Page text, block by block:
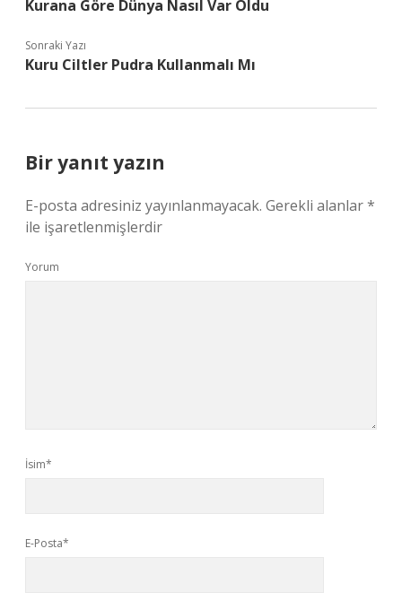
Kurana Göre Dünya Nasıl Var Oldu
Sonraki Yazı
Kuru Ciltler Pudra Kullanmalı Mı
Bir yanıt yazın
E-posta adresiniz yayınlanmayacak. Gerekli alanlar*
ile işaretlenmişlerdir
Yorum
İsim*
E-Posta*